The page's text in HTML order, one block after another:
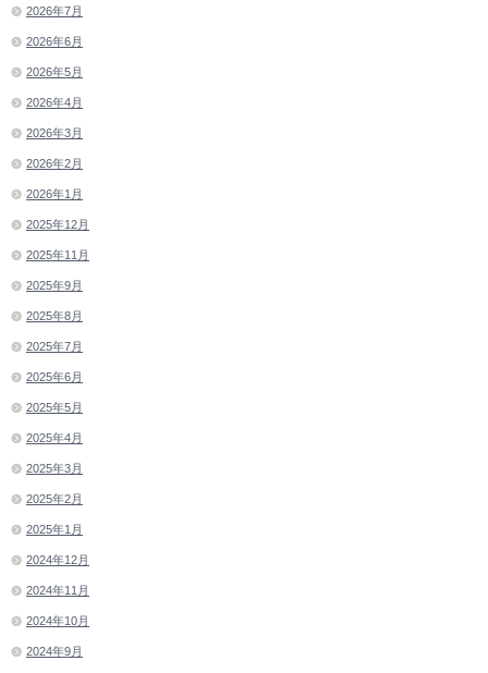
2026年7月
2026年6月
2026年5月
2026年4月
2026年3月
2026年2月
2026年1月
2025年12月
2025年11月
2025年9月
2025年8月
2025年7月
2025年6月
2025年5月
2025年4月
2025年3月
2025年2月
2025年1月
2024年12月
2024年11月
2024年10月
2024年9月